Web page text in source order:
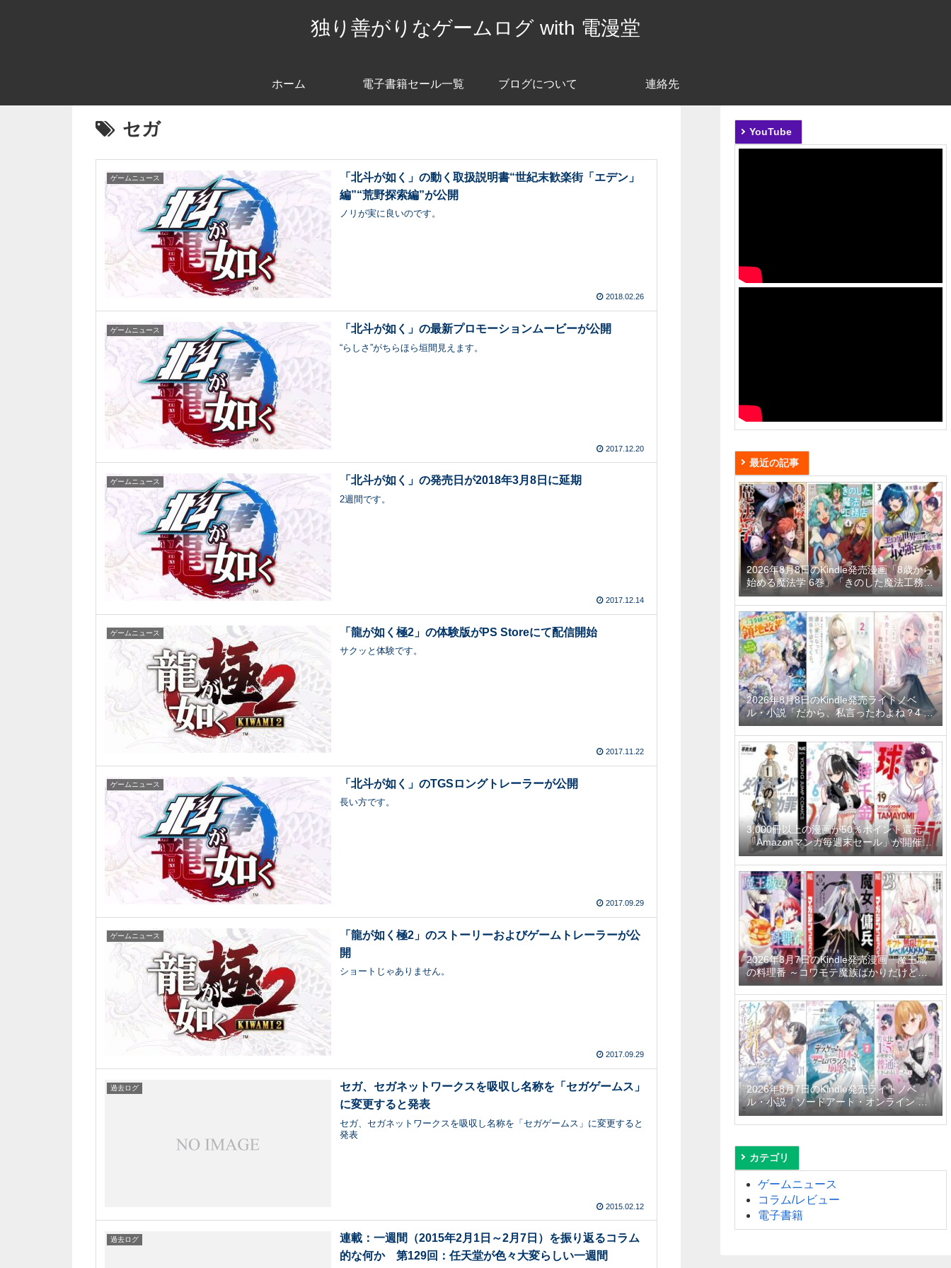
独り善がりなゲームログ with 電漫堂
ホーム 電子書籍セール一覧 ブログについて 連絡先
セガ
ゲームニュース
「北斗が如く」の動く取扱説明書“世紀末歓楽街「エデン」
編”“荒野探索編”が公開
ノリが実に良いのです。
2018.02.26
ゲームニュース 「北斗が如く」の最新プロモーションムービーが公開
“らしさ”がちらほら垣間見えます。
2017.12.20
ゲームニュース 「北斗が如く」の発売日が2018年3月8日に延期
2週間です。
2017.12.14
ゲームニュース 「龍が如く極2」の体験版がPS Storeにて配信開始
サクッと体験です。
2017.11.22
ゲームニュース 「北斗が如く」のTGSロングトレーラーが公開
長い方です。
2017.09.29
ゲームニュース
「龍が如く極2」のストーリーおよびゲームトレーラーが公
開
ショートじゃありません。
2017.09.29
過去ログ
セガ、セガネットワークスを吸収し名称を「セガゲームス」
に変更すると発表
セガ、セガネットワークスを吸収し名称を「セガゲームス」に変更すると
発表
2015.02.12
過去ログ
連載：一週間（2015年2月1日～2月7日）を振り返るコラム
的な何か 第129回：任天堂が色々大変らしい一週間
YouTube
最近の記事
2026年8月8日のKindle発売漫画「8歳から
始める魔法学 6巻」「きのした魔法工務店
異世界工法で最強の家づくりを 4巻」「迷
宮狂走曲 3 ～エロゲ世界なのにエロそっ
ちのけでひたすら最強を目指すモブ転生者
～」など
2026年8月8日のKindle発売ライトノベ
ル・小説「だから、私言ったわよね？4 ～
没落令嬢の案外楽しい領地改革～」「学園
一かわいい後輩の命の恩人になったら、通
い妻になって関係を迫ってくる。 2巻」
「隣の席の聖女様は俺にこっそりスカート
の中を教えてくれる」など
3,000冊以上の漫画が50％ポイント還元！
「Amazonマンガ毎週末セール」が開催
中、終了予定日は8月9日！
2026年8月7日のKindle発売漫画「魔王城
の料理番 ～コワモテ魔族ばかりだけど、
ホワイトな職場です～ 6巻」「魔女と傭兵
9巻」「信じていた仲間達にダンジョン奥
地で殺されかけたがギフト『無限ガチャ』
でレベル9999の仲間達を手に入れて元パ
ーティーメンバーと世界に復讐＆『ざま
ぁ！』します！ 23巻」など
2026年8月7日のKindle発売ライトノベ
ル・小説「ソードアート・オンライン マ
テリアル1 シュガーリィ・デイズ」「デス
ゲームに巻き込まれた山本さん、気ままに
比1：5の世界でも普通に生きられると思
った？6 ～激重感情な彼女たちが無自覚男
子に翻弄されたら～」など
カテゴリ
ゲームニュース
コラム/レビュー
電子書籍